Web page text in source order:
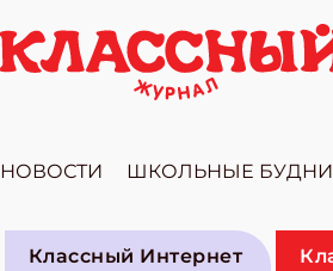
НОВОСТИ ШКОЛЬНЫЕ БУДНИ
Классный Интернет